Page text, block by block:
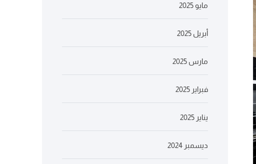
مايو 2025
أبريل 2025
مارس 2025
فبراير 2025
يناير 2025
ديسمبر 2024